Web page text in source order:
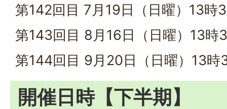
第142回目 7月19日（日曜）13時
第143回目 8月16日（日曜）13時
第144回目 9月20日（日曜）13
開催日時【下半期】